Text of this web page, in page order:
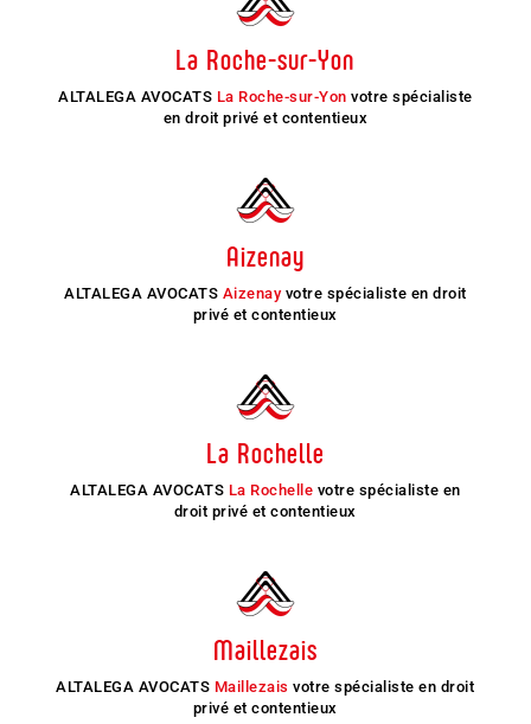
La Roche-sur-Yon
ALTALEGA AVOCATS La Roche-sur-Yon votre spécialiste
en droit privé et contentieux
Aizenay
ALTALEGA AVOCATS Aizenayvotre spécialiste en droit
privé et contentieux
La Rochelle
ALTALEGA AVOCATS La Rochelle votre spécialiste en
droit privé et contentieux
Maillezais
ALTALEGA AVOCATS Maillezais votre spécialiste en droit
privé et contentieux